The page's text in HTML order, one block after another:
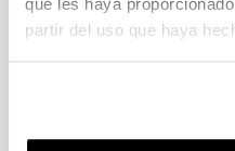
que les haya
partir del uso que haya
Transversalidad
Facultad, con
diversas.
La formación
en el ámbito